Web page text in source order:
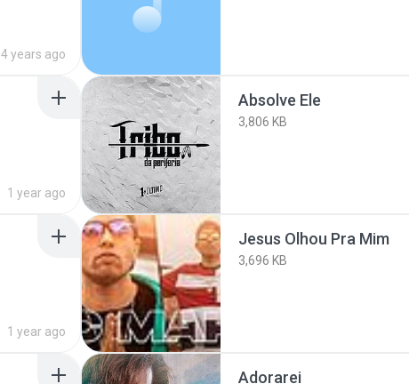
4 years ago
1 year ago
Absolve Ele
3,806 KB
1 year ago
Jesus Olhou Pra Mim
3,696 KB
Adorarei